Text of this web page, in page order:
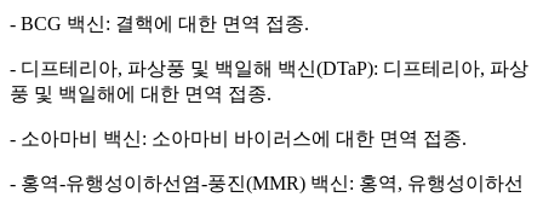
- BCG 백신: 결핵에 대한 면역 접종.
- 디프테리아, 파상풍 및 백일해 백신(DTaP): 디프테리아, 파상
풍 및 백일해에 대한 면역 접종.
- 소아마비 백신: 소아마비 바이러스에 대한 면역 접종.
- 홍역-유행성이하선염-풍진(MMR) 백신: 홍역, 유행성이하선